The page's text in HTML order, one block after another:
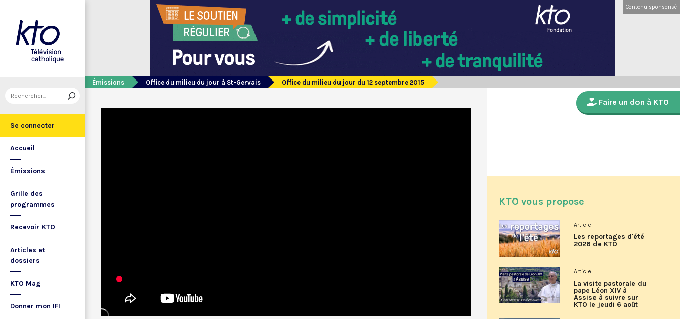
Se connecter
Accueil
Émissions
Grille des
programmes
Recevoir KTO
Articles et
dossiers
KTO Mag
Donner mon IFI
Contenu sponsorisé
Émissions Office du milieu du jour à St-Gervais Office du milieu du jour du 12 septembre 2015
Faire un don à KTO
KTO vous propose
Article
Les reportages d'été
2026 de KTO
Article
La visite pastorale du
pape Léon XIV à
Assise à suivre sur
KTO le jeudi 6 août